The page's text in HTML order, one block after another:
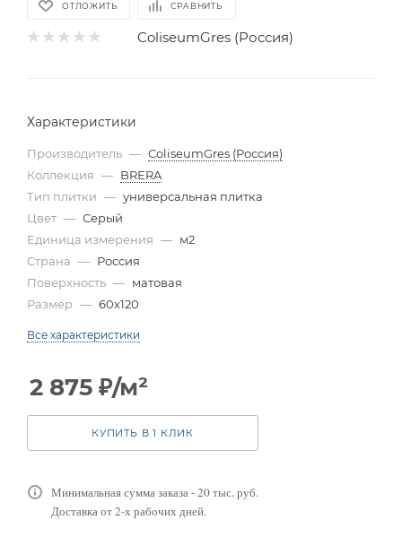
ОТЛОЖИТЬ СРАВНИТЬ
ColiseumGres (Россия)
Характеристики
Производитель — ColiseumGres (Россия)
Коллекция — BRERA
Тип плитки — универсальная плитка
Цвет — Серый
Единица измерения — м2
Страна — Россия
Поверхность — матовая
Размер — 60x120
Все характеристики
2 875 ₽/м²
КУПИТЬ В 1 КЛИК
Минимальная сумма заказа - 20 тыс. руб.
Доставка от 2-х рабочих дней.